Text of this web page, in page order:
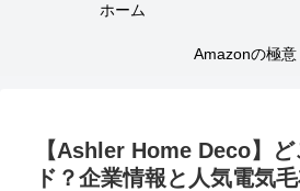
ホーム
Amazonの極意
【Ashler Home Deco】
ド？企業情報と人気電気